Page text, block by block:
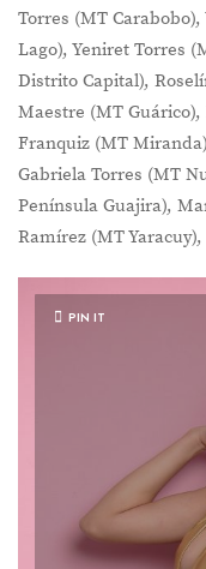
Torres (MT
Lago), Yeniret Torres
Distrito Capital),
Maestre (MT
Franquiz (MT
Gabriela Torres (MT
Península Guajira),
Ramírez (MT
PIN IT